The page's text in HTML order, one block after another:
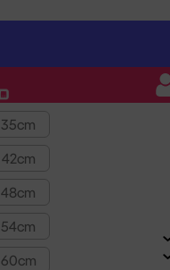
35cm
42cm
48cm
54cm
60cm